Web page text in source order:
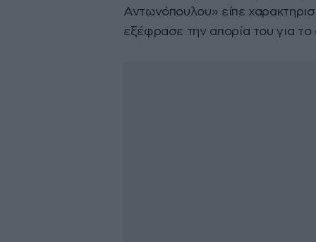
Αντωνόπουλου» είπε
εξέφρασε την απορία του για